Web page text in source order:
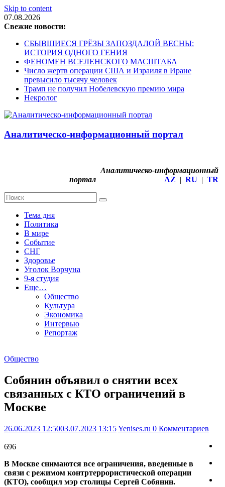
Skip to content
07.08.2026
Свежие новости:
СБЫВШИЕСЯ ГРЁЗЫ ЗАПОЗДАЛОЙ ВЕСНЫ:
ИСТОРИЯ ОДНОГО ГЕНИЯ
ФЕНОМЕН ВСЕЛЕНСКОГО МАСШТАБА
Число жертв операции США и Израиля в Иране
превысило тысячу человек
Трамп не получил Нобелевскую премию мира
Некролог
Аналитическо-информационный портал
Аналитическо-информационный
портал
AZ | RU | TR
Тема дня
Политика
В мире
Событие
СНГ
Здоровье
Уголок Ворчуна
9-я студия
Еще…
Общество
Культура
Экономика
Интервью
Репортаж
Общество
Собянин объявил о снятии всех
связанных с КТО ограничений в
Москве
26.06.2023 12:5003.07.2023 13:15Yenises.ru 0 Комментариев
696
В Москве снимаются все ограничения, введенные в
связи с режимом контртеррористической операции
(КТО), сообщил мэр столицы Сергей Собянин.